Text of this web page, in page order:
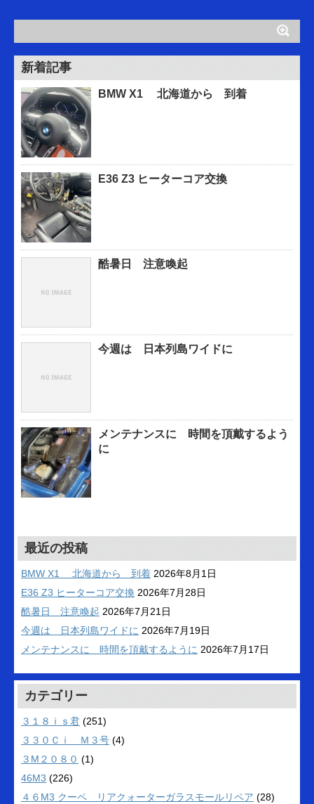
新着記事
BMW X1 北海道から 到着
E36 Z3 ヒーターコア交換
酷暑日 注意喚起
今週は 日本列島ワイドに
メンテナンスに 時間を頂戴するよう
に
最近の投稿
BMW X1 北海道から 到着 2026年8月1日
E36 Z3 ヒーターコア交換 2026年7月28日
酷暑日 注意喚起 2026年7月21日
今週は 日本列島ワイドに 2026年7月19日
メンテナンスに 時間を頂戴するように 2026年7月17日
カテゴリー
３１８ｉｓ君 (251)
３３０Ｃｉ Ｍ３号 (4)
３M２０８０ (1)
46M3 (226)
４６M3 クーペ リアクォーターガラスモールリペア (28)